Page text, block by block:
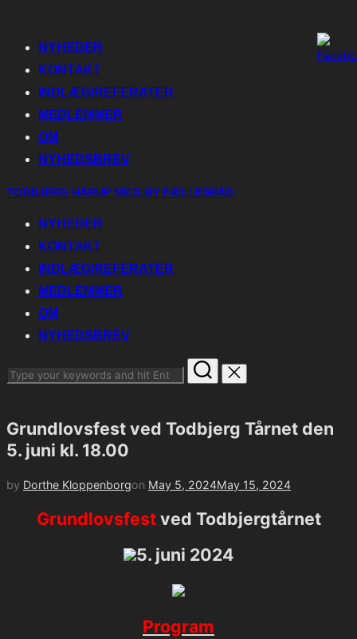
NYHEDER
KONTAKT
INDLÆG/REFERATER
MEDLEMMER
OM
NYHEDSBREV
Skip
content
TODBJERG HÅRUP MEJLBY FÆLLESRÅD
NYHEDER
KONTAKT
INDLÆG/REFERATER
MEDLEMMER
OM
NYHEDSBREV
for:
&
navigation
Grundlovsfest ved Todbjerg Tårnet den
5. juni kl. 18.00
by Dorthe Kloppenborgon Posted
May 5, 2024May 15, 2024
Grundlovsfestved Todbjergtårnet
5. juni 2024
Program